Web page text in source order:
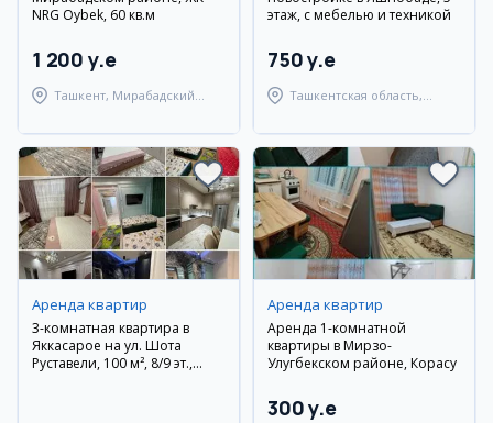
NRG Oybek, 60 кв.м
1 200 y.e
Ташкент, Мирабадский
этаж, с мебелью и техникой
750 y.e
Ташкентская область,
Аренда квартир
3-комнатная квартира в
Яккасарое на ул. Шота
Руставели, 100 м², 8/9 эт.,
Аренда квартир
Аренда 1-комнатной
квартиры в Мирзо-
Улугбекском районе, Корасу
300 y.e